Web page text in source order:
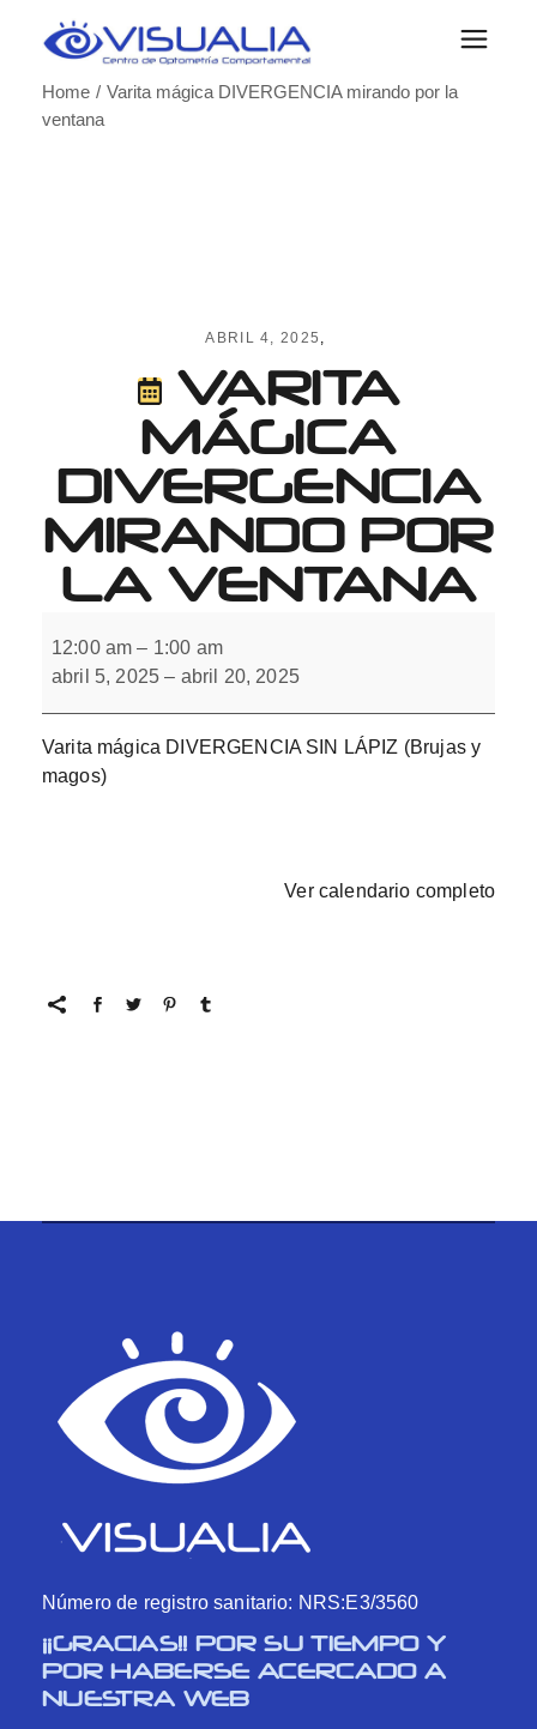
Home
Varita mágica DIVERGENCIA mirando por la
ventana
ABRIL 4, 2025
VARITA
MÁGICA
DIVERGENCIA
MIRANDO POR
LA VENTANA
mágica
DIVERGENCIA
mirando
la
ventana
12:00 am – 1:00 am
abril 5, 2025 – abril 20, 2025
Varita mágica DIVERGENCIA SIN LÁPIZ (Brujas y
magos)
Ver calendario completo
Número de registro sanitario: NRS:E3/3560
¡¡GRACIAS!! POR SU TIEMPO Y
POR HABERSE ACERCADO A
NUESTRA WEB